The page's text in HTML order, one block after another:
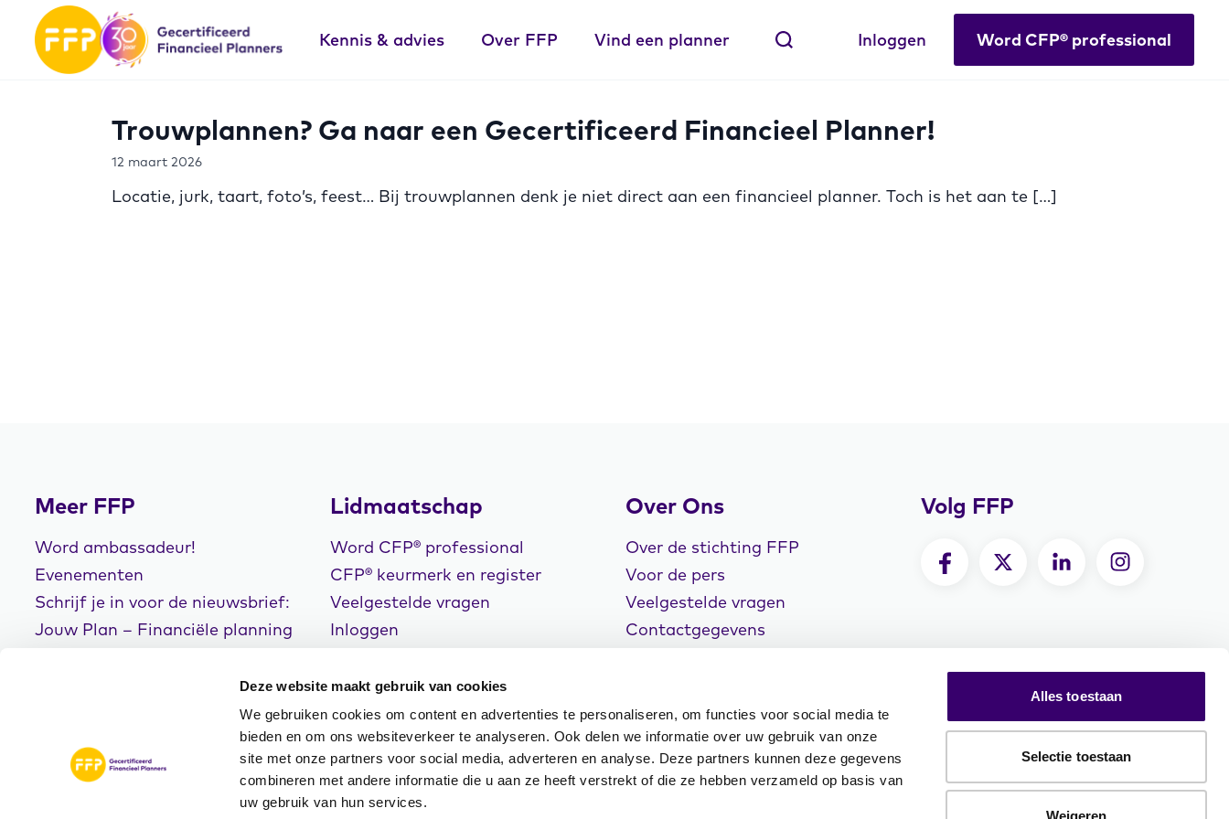
Deze website maakt gebruik van cookies
We gebruiken cookies om content en advertenties te personaliseren, om functies voor social media te
bieden en om ons websiteverkeer te analyseren. Ook delen we informatie over uw gebruik van onze
site met onze partners voor social media, adverteren en analyse. Deze partners kunnen deze gegevens
combineren met andere informatie die u aan ze heeft verstrekt of die ze hebben verzameld op basis van
uw gebruik van hun services.
Alles toestaan
Selectie toestaan
Weigeren
Kennis & advies Over FFP Vind een planner Inloggen Word CFP® professional
Trouwplannen? Ga naar een Gecertificeerd Financieel Planner!
12 maart 2026
Locatie, jurk, taart, foto’s, feest… Bij trouwplannen denk je niet direct aan een financieel planner. Toch is het aan te […]
Meer FFP
Word ambassadeur!
Evenementen
Schrijf je in voor de nieuwsbrief:
Jouw Plan – Financiële planning
Lidmaatschap
Word CFP® professional
CFP® keurmerk en register
Veelgestelde vragen
Inloggen
Over Ons
Over de stichting FFP
Voor de pers
Veelgestelde vragen
Contactgegevens
Volg FFP
© Copyright 2026
Disclaimer Privacyverklaring Cookiebeleid
Klachtenregeling
Algemene Voorwaarden Events